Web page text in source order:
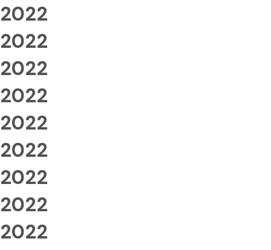
2022
2022
2022
2022
2022
2022
2022
2022
2022